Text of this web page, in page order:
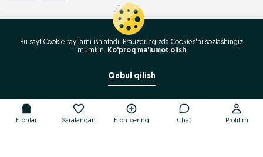
E'lonlar Saralangan E'lon bering Chat Profilim
Bu sayt Cookie fayllarni ishlatadi. Brauzeringizda Cookies'ni sozlashingiz
mumkin. Ko'proq ma'lumot olish
Qabul qilish